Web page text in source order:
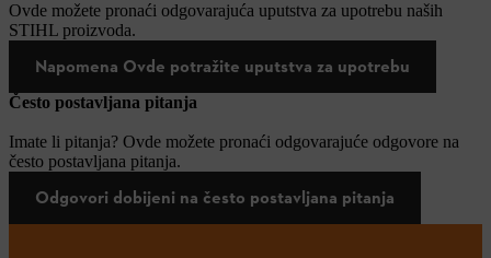
Ovde možete pronaći odgovarajuća uputstva za upotrebu naših
STIHL proizvoda.
Napomena Ovde potražite uputstva za upotrebu
Često postavljana pitanja
Imate li pitanja? Ovde možete pronaći odgovarajuće odgovore na
često postavljana pitanja.
Odgovori dobijeni na često postavljana pitanja